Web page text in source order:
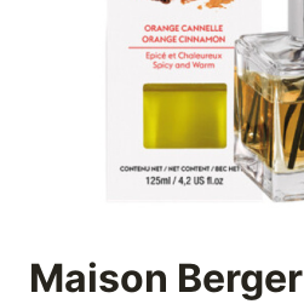
Maison Berger